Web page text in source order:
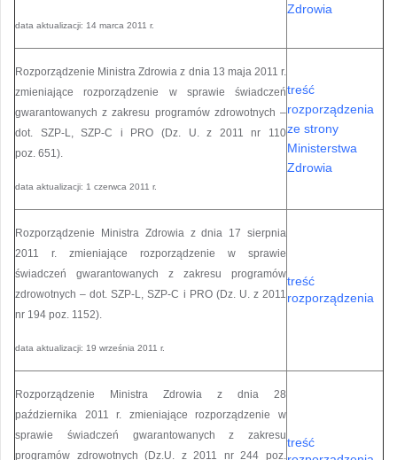
data aktualizacji: 14 marca 2011 r.
Zdrowia
Rozporządzenie Ministra Zdrowia z dnia 13 maja 2011 r.
zmieniające rozporządzenie w sprawie świadczeń
gwarantowanych z zakresu programów zdrowotnych –
dot. SZP-L, SZP-C i PRO (Dz. U. z 2011 nr 110
poz. 651).
data aktualizacji: 1 czerwca 2011 r.
treść
rozporządzenia
ze strony
Ministerstwa
Zdrowia
Rozporządzenie Ministra Zdrowia z dnia 17 sierpnia
2011 r. zmieniające rozporządzenie w sprawie
świadczeń gwarantowanych z zakresu programów
zdrowotnych – dot. SZP-L, SZP-C i PRO (Dz. U. z 2011
nr 194 poz. 1152).
data aktualizacji: 19 września 2011 r.
treść
rozporządzenia
Rozporządzenie Ministra Zdrowia z dnia 28
października 2011 r. zmieniające rozporządzenie w
sprawie świadczeń gwarantowanych z zakresu
programów zdrowotnych (Dz.U. z 2011 nr 244 poz.
treść